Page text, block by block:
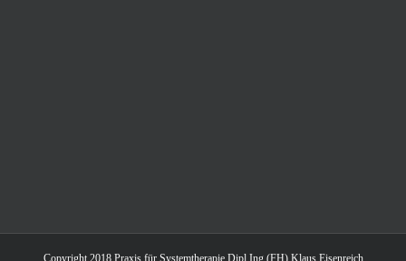
Copyright 2018 Praxis für Systemtherapie Dipl.Ing.(FH) Klaus Eisenreich